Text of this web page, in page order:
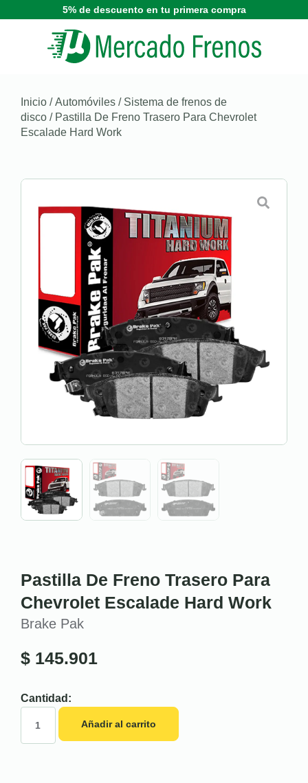
5% de descuento en tu primera compra
Inicio /Automóviles / Sistema de frenos de
disco / Pastilla De Freno Trasero Para Chevrolet
Escalade Hard Work
Pastilla De Freno Trasero Para
Chevrolet Escalade Hard Work
Brake Pak
$ 145.901
Cantidad:
Añadir al carrito